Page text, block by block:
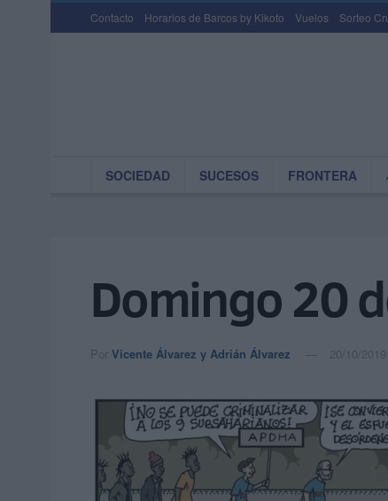
Contacto Horarios de Barcos by Kikoto Vuelos Sorteo
SOCIEDAD SUCESOS FRONTERA
Domingo 20
Por Vicente Álvarez y Adrián Álvarez 20/10/